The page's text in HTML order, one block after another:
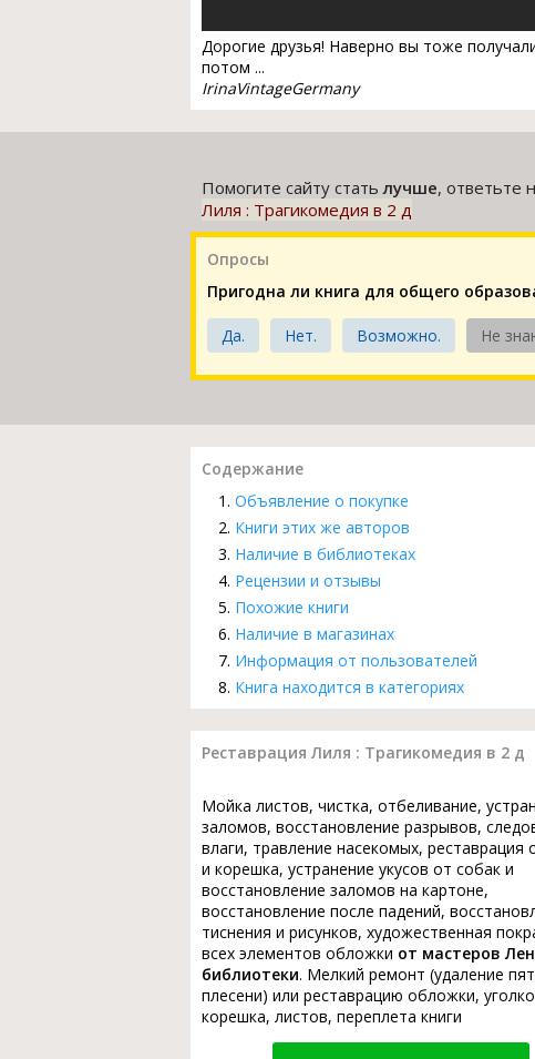
Дорогие друзья! Наверно вы тоже
потом ...
IrinaVintageGermany
Помогите сайту статьлучше, ответьте
Лиля : Трагикомедия в 2 д
Опросы
Пригодна ли книга для общего
Да. Нет. Возможно. Не
Содержание
Объявление о покупке
Книги этих же авторов
Наличие в библиотеках
Рецензии и отзывы
Похожие книги
Наличие в магазинах
Информация от пользователей
Книга находится в категориях
Реставрация Лиля : Трагикомедия в 2 д
Мойка листов, чистка, отбеливание,
заломов, восстановление разрывов,
влаги, травление насекомых, реставрация
и корешка, устранение укусов от собак и
восстановление заломов на картоне,
восстановление после падений,
тиснения и рисунков, художественная
всех элементов обложки от мастеров
библиотеки. Мелкий ремонт (удаление
плесени) или реставрацию обложки,
корешка, листов, переплета книги